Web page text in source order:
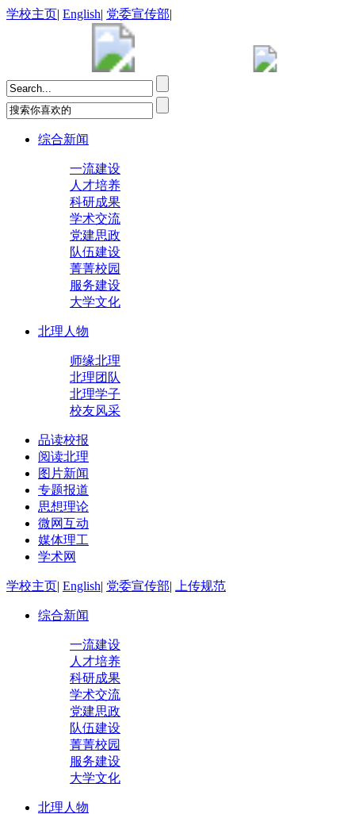
学校主页| English| 党委宣传部|
综合新闻
一流建设
人才培养
科研成果
学术交流
党建思政
队伍建设
菁菁校园
服务建设
大学文化
北理人物
师缘北理
北理团队
北理学子
校友风采
品读校报
阅读北理
图片新闻
专题报道
思想理论
微网互动
媒体理工
学术网
学校主页| English| 党委宣传部| 上传规范
综合新闻
一流建设
人才培养
科研成果
学术交流
党建思政
队伍建设
菁菁校园
服务建设
大学文化
北理人物